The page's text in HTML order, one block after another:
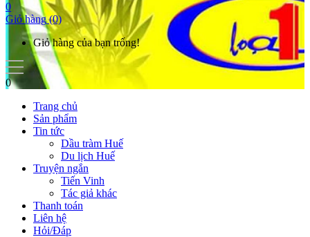
0
Giỏ hàng (0)
Giỏ hàng của bạn trống!
0
Trang chủ
Sản phẩm
Tin tức
Dầu tràm Huế
Du lịch Huế
Truyện ngắn
Tiến Vinh
Tác giả khác
Thanh toán
Liên hệ
Hỏi/Đáp